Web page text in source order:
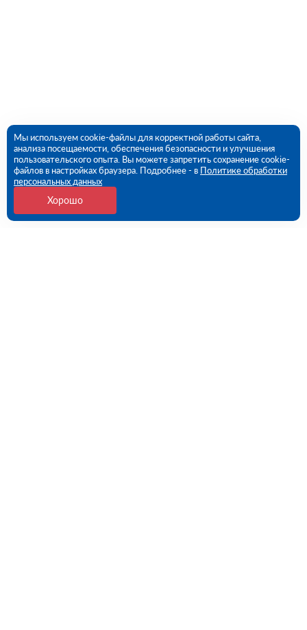
Мы используем cookie-файлы для корректной работы сайта,
анализа посещаемости, обеспечения безопасности и улучшения
пользовательского опыта. Вы можете запретить сохранение cookie-
файлов в настройках браузера. Подробнее - в Политике обработки
персональных данных
Хорошо